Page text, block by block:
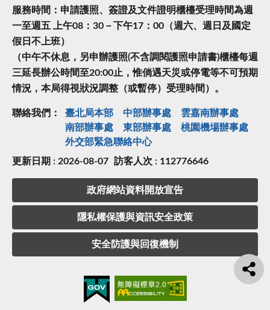
服務時間：申請護照、簽證及文件證明櫃檯受理時間為週
一至週五 上午08：30－下午17：00（週六、週日及國定
假日不上班）
（中午不休息，另申辦護照(不含調閱護照申請書)櫃檯每週
三延長辦公時間至20:00止，惟倘遇天災或停電等不可預期
情況，本局得視狀況調整（或暫停）受理時間）。
聯絡我們： 臺北局本部 中部辦事處
雲嘉南辦事處
南部辦事處
東部辦事處
桃園機場辦事處
外交部緊急聯絡中⼼
更新日期 : 2026-08-07 訪客人次 : 112776646
政府網站資料開放宣告
隱私權保護與資訊安全政策
安全防護與回復機制